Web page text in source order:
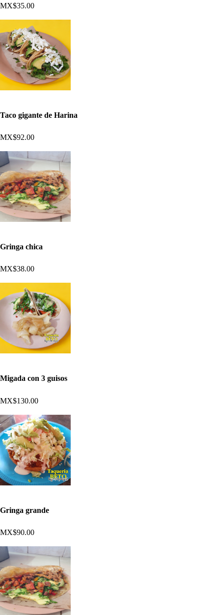
MX$35.00
Taco gigante de Harina
MX$92.00
Gringa chica
MX$38.00
Migada con 3 guisos
MX$130.00
Gringa grande
MX$90.00